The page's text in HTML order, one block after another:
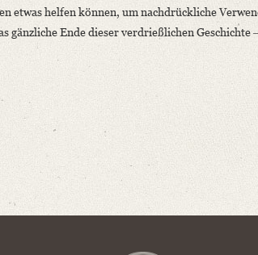
etwas helfen können, um nachdrückliche
gänzliche Ende dieser verdrießlichen